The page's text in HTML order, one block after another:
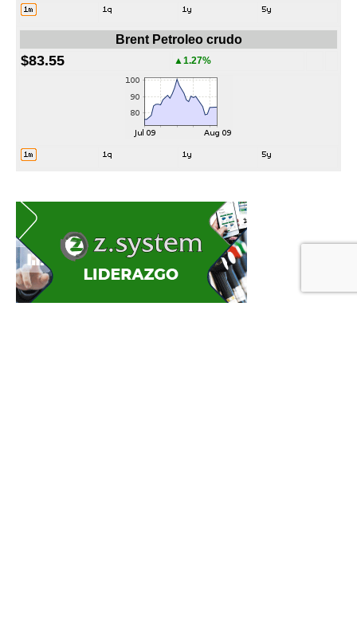
Brent Petroleo crudo
$83.55 ▲1.27%